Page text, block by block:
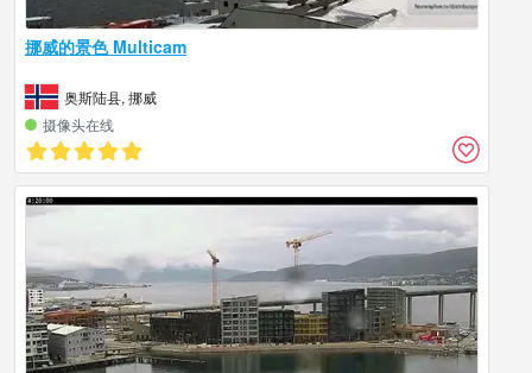
挪威的景色 Multicam
奥斯陆县, 挪威
摄像头在线